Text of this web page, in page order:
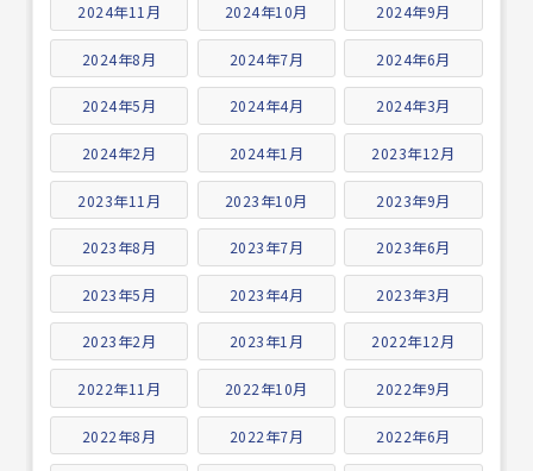
2024年11月 2024年10月 2024年9月
2024年8月 2024年7月 2024年6月
2024年5月 2024年4月 2024年3月
2024年2月 2024年1月 2023年12月
2023年11月 2023年10月 2023年9月
2023年8月 2023年7月 2023年6月
2023年5月 2023年4月 2023年3月
2023年2月 2023年1月 2022年12月
2022年11月 2022年10月 2022年9月
2022年8月 2022年7月 2022年6月